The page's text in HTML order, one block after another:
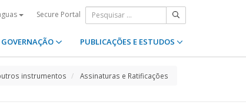
Secure Portal
GOVERNAÇÃO PUBLICAÇÕES E ESTUDOS
instrumentos Assinaturas e Ratificações